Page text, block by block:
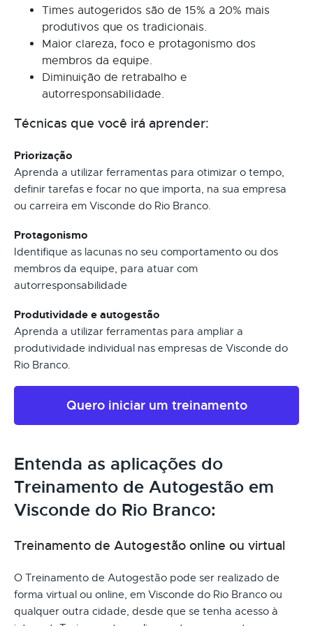
Times autogeridos são de 15% a 20% mais
produtivos que os tradicionais.
Maior clareza, foco e protagonismo dos
membros da equipe.
Diminuição de retrabalho e
autorresponsabilidade.
Técnicas que você irá aprender:
Priorização
Aprenda a utilizar ferramentas para otimizar o tempo,
definir tarefas e focar no que importa, na sua empresa
ou carreira em Visconde do Rio Branco.
Protagonismo
Identifique as lacunas no seu comportamento ou dos
membros da equipe, para atuar com
autorresponsabilidade
Produtividade e autogestão
Aprenda a utilizar ferramentas para ampliar a
produtividade individual nas empresas de Visconde do
Rio Branco.
Quero iniciar um treinamento
Entenda as aplicações do
Treinamento de Autogestão em
Visconde do Rio Branco:
Treinamento de Autogestão online ou virtual
O Treinamento de Autogestão pode ser realizado de
forma virtual ou online, em Visconde do Rio Branco ou
qualquer outra cidade, desde que se tenha acesso à